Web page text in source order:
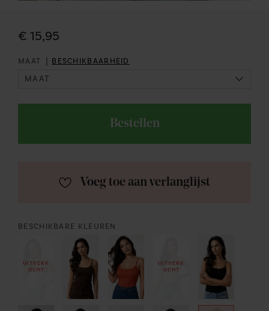
€ 15,95
MAAT | BESCHIKBAARHEID
BESCHIKBARE KLEUREN
UITVERK
OCHT
UITVERK
OCHT
Bestellen
Voeg toe aan verlanglijst